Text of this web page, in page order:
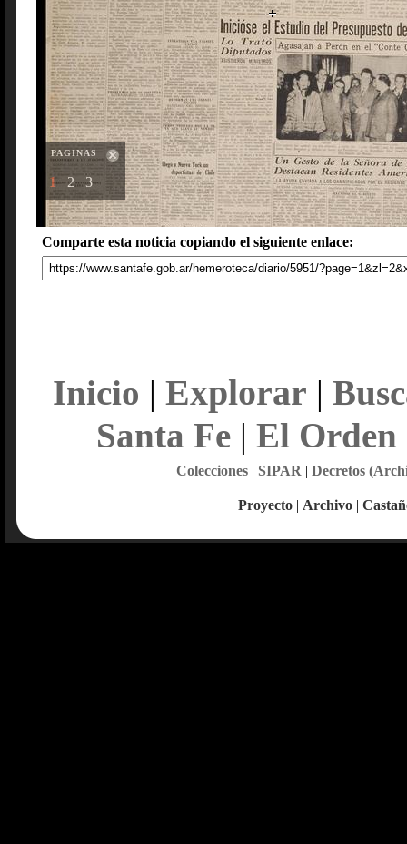
PAGINAS
1 2 3
Comparte esta noticia copiando el siguiente enlace:
Inicio | Explorar |
Santa Fe| El Orden
Colecciones| SIPAR | Decretos
Proyecto | Archivo |